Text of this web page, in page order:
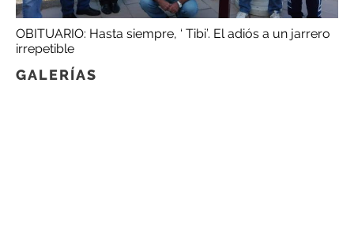
OBITUARIO: Hasta siempre, ‘ Tibi’. El adiós a un jarrero
irrepetible
GALERÍAS